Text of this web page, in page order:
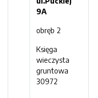
9A
obręb 2
Księga
wieczysta
gruntowa
30972